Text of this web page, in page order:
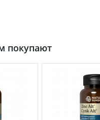
покупают